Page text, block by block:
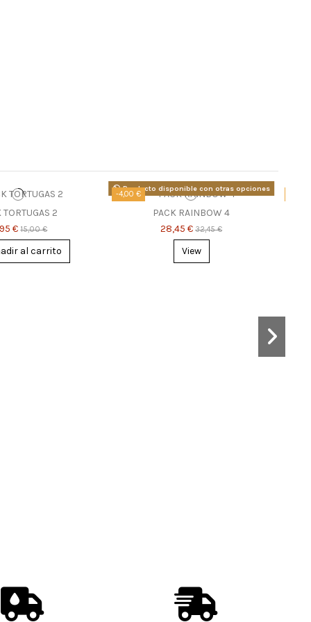
TORTUGAS 2
€15,00 €
al carrito
-4,00 €
Producto disponible con otras opciones
PACK RAINBOW 4
28,45 €32,45 €
View